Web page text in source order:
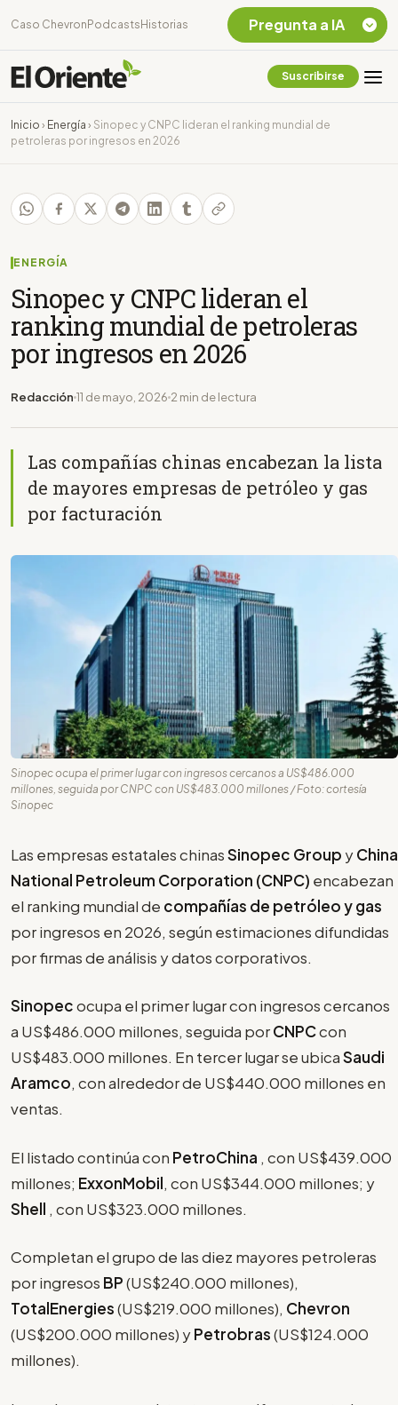
Caso Chevron Podcasts Historias
Suscribirse
Inicio › Energía › Sinopec y CNPC lideran el ranking mundial de
petroleras por ingresos en 2026
ENERGÍA
Sinopec y CNPC lideran el
ranking mundial de petroleras
por ingresos en 2026
Redacción 11 de mayo, 2026 2 min de lectura
Las compañías chinas encabezan la lista
de mayores empresas de petróleo y gas
por facturación
Sinopec ocupa el primer lugar con ingresos cercanos a US$486.000
millones, seguida por CNPC con US$483.000 millones / Foto: cortesía
Sinopec
Las empresas estatales chinasSinopec Group yChina
National Petroleum Corporation (CNPC) encabezan
el ranking mundial de compañías de petróleo y gas
por ingresos en 2026, según estimaciones difundidas
por firmas de análisis y datos corporativos.
Sinopecocupa el primer lugar con ingresos cercanos
a US$486.000 millones, seguida porCNPCcon
US$483.000 millones. En tercer lugar se ubicaSaudi
Aramco, con alrededor de US$440.000 millones en
ventas.
El listado continúa con PetroChina , con US$439.000
millones; ExxonMobil, con US$344.000 millones; y
Shell , con US$323.000 millones.
Completan el grupo de las diez mayores petroleras
por ingresos BP(US$240.000 millones),
TotalEnergies(US$219.000 millones), Chevron
(US$200.000 millones) yPetrobras(US$124.000
millones).
Pregunta a IA
Chevron Ecuador